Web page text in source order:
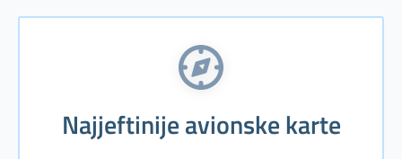
Najjeftinije avionske karte